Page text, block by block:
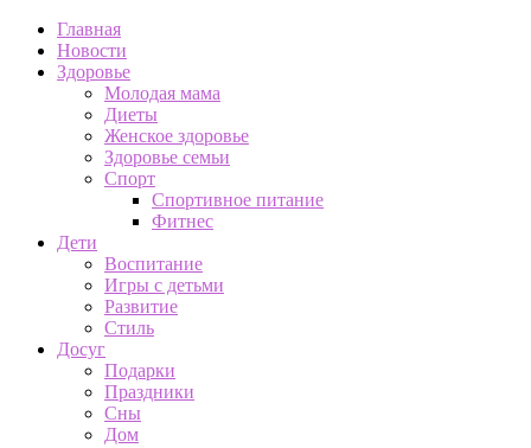
Главная
Новости
Здоровье
Молодая мама
Диеты
Женское здоровье
Здоровье семьи
Спорт
Спортивное питание
Фитнес
Дети
Воспитание
Игры с детьми
Развитие
Стиль
Досуг
Подарки
Праздники
Сны
Дом